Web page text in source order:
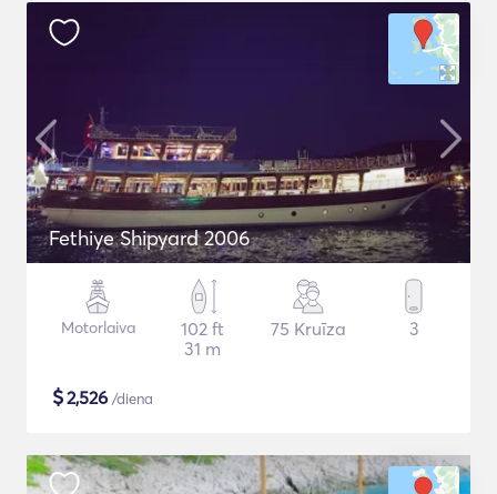
Fethiye Shipyard 2006
Motorlaiva
102 ft
31 m
75 Kruīza 3
$2,526 /diena